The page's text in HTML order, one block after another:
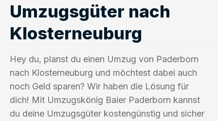
Umzugsgüter nach
Klosterneuburg
Hey du, planst du einen Umzug von Paderborn
nach Klosterneuburg und möchtest dabei auch
noch Geld sparen? Wir haben die Lösung für
dich! Mit Umzugskönig Baier Paderborn kannst
du deine Umzugsgüter kostengünstig und sicher